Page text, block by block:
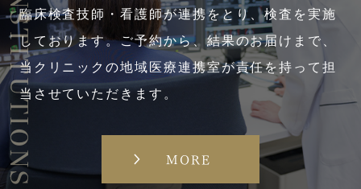
臨床検査技師・看護師が連携をとり、検査を実施
しております。ご予約から、結果のお届けまで、
当クリニックの地域医療連携室が責任を持って担
当させていただきます。
MORE